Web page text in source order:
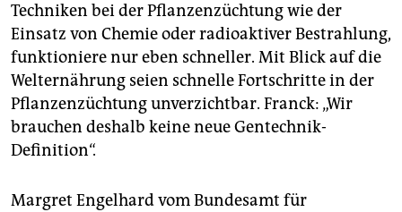
Techniken bei der Pflanzenzüchtung wie der
Einsatz von Chemie oder radioaktiver Bestrahlung,
funktioniere nur eben schneller. Mit Blick auf die
Welternährung seien schnelle Fortschritte in der
Pflanzenzüchtung unverzichtbar. Franck: „Wir
brauchen deshalb keine neue Gentechnik-
Definition“.
Margret Engelhard vom Bundesamt für